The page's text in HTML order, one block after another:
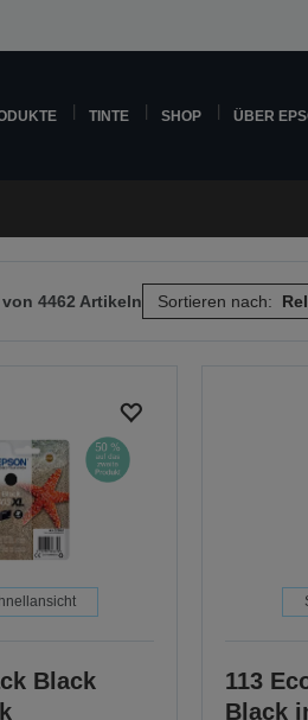
TINTE SHOP ÜBER
4462 Artikeln Sortieren nach:
Black
113
Black